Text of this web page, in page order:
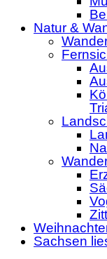
Natur &
Sachsen